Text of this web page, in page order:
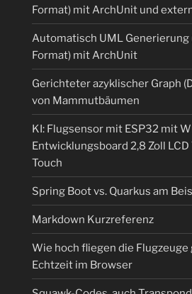
Format) mit ArchUnit und
Automatisch UML Generierung
Format) mit ArchUnit
Gerichteter azyklischer Graph
von Mammutbäumen
KI: Flugsensor mit ESP32 mit
Entwicklungsboard 2,8 Zoll
Touch
Spring Boot vs. Quarkus am
Markdown Kurzreferenz
Wie hoch fliegen die Flugzeuge
Echtzeit im Browser